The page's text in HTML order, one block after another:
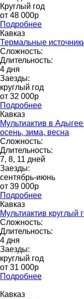
Круглый год
от 48 000p
Подробнее
Кавказ
Термальные
Сложность:
Длительность:
4 дня
Заезды:
круглый год
от 32 000p
Подробнее
Кавказ
Мультиактив в Адыгее:
осень, зима, весна
Сложность:
Длительность:
7, 8, 11 дней
Заезды:
сентябрь-июнь
от 39 000p
Подробнее
Кавказ
Мультиактив круглый
Сложность:
Длительность:
4 дня
Заезды:
круглый год
от 31 000p
Подробнее
Кавказ